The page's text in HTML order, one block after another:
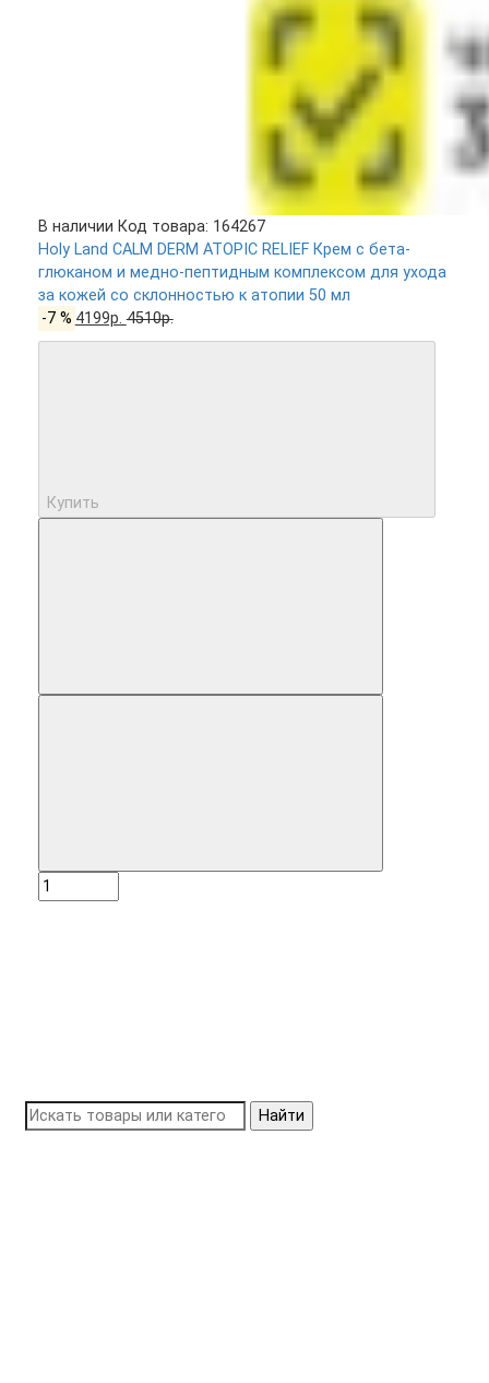
В наличии Код товара: 164267
Holy Land CALM DERM ATOPIC RELIEF Крем с бета-
глюканом и медно-пептидным комплексом для ухода
за кожей со склонностью к атопии 50 мл
-7 % 4199р.4510р.
Купить
Найти